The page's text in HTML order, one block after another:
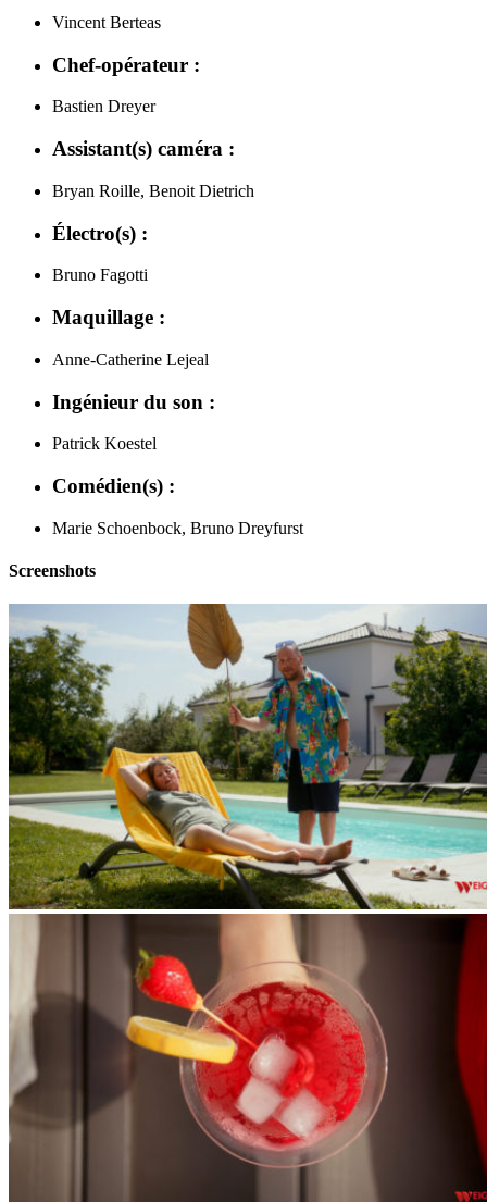
Vincent Berteas
Chef-opérateur :
Bastien Dreyer
Assistant(s) caméra :
Bryan Roille, Benoit Dietrich
Électro(s) :
Bruno Fagotti
Maquillage :
Anne-Catherine Lejeal
Ingénieur du son :
Patrick Koestel
Comédien(s) :
Marie Schoenbock, Bruno Dreyfurst
Screenshots